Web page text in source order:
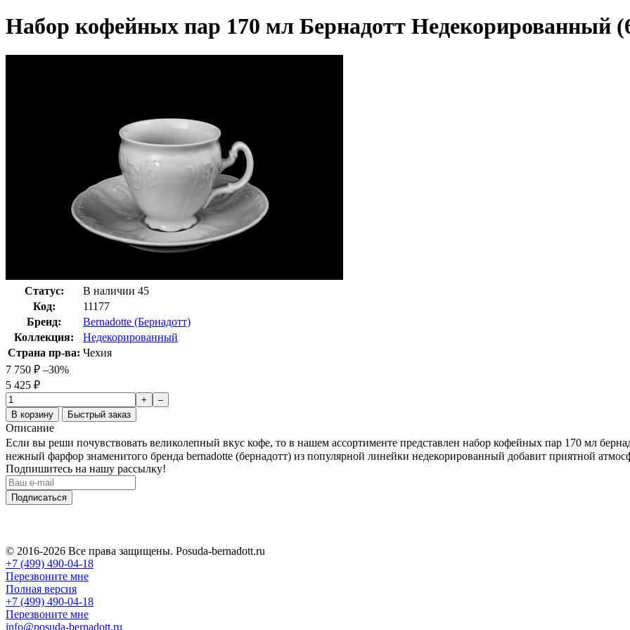
Набор кофейных пар 170 мл Бернадотт Недекорированный
Статус: В наличии 45
Код:
11177
Бренд:
Bernadotte (Бернадотт)
Коллекция:
Недекорированный
Страна пр-ва: Чехия
7 750 ₽ –30%
5 425 ₽
+
–
В корзину
Быстрый заказ
Описание
Если вы реши почувствовать великолепный вкус кофе, то в нашем ассортименте представлен набор кофейных пар 170 мл
нежный фарфор знаменитого бренда bernadotte (бернадотт) из популярной линейки недекорированный добавит приятной
Подпишитесь на нашу рассылку!
Подписаться
© 2016-2026 Все права защищены. Posuda-bernadott.ru
+7 (499) 490-04-18
Перезвоните мне
Полная версия
+7 (499) 490-04-18
Перезвоните мне
info@posuda-bernadott.ru